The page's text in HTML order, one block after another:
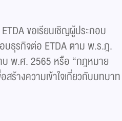
ขอเรียนเชิญผู้ประกอบ
บธุรกิจต่อ ETDA ตาม พ.ร.ฎ.
พ.ศ. 2565 หรือ “กฎหมาย
ร้างความเข้าใจเกี่ยวกับบทบาท